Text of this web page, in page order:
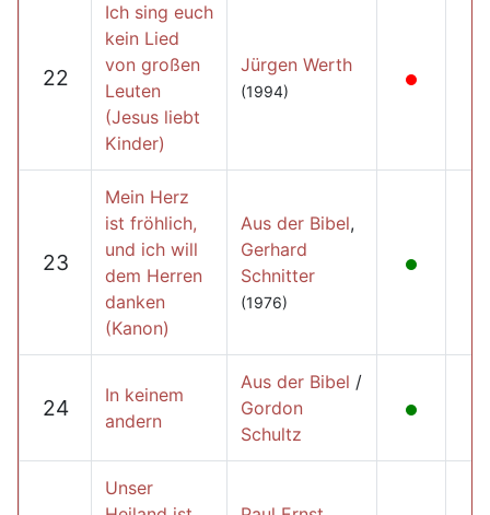
22
Ich sing euch
kein Lied
von großen
Leuten
(Jesus liebt
Kinder)
Jürgen Werth
(1994)
23
Mein Herz
ist fröhlich,
und ich will
dem Herren
danken
(Kanon)
Aus der Bibel,
Gerhard
Schnitter
(1976)
24
In keinem
andern
Aus der Bibel /
Gordon
Schultz
Unser